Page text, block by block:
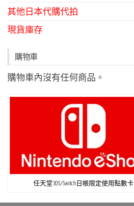
其他日本代購代拍
現貨庫存
購物車
購物車內沒有任何商品。
任天堂3DS/Switch日帳限定使用點數卡